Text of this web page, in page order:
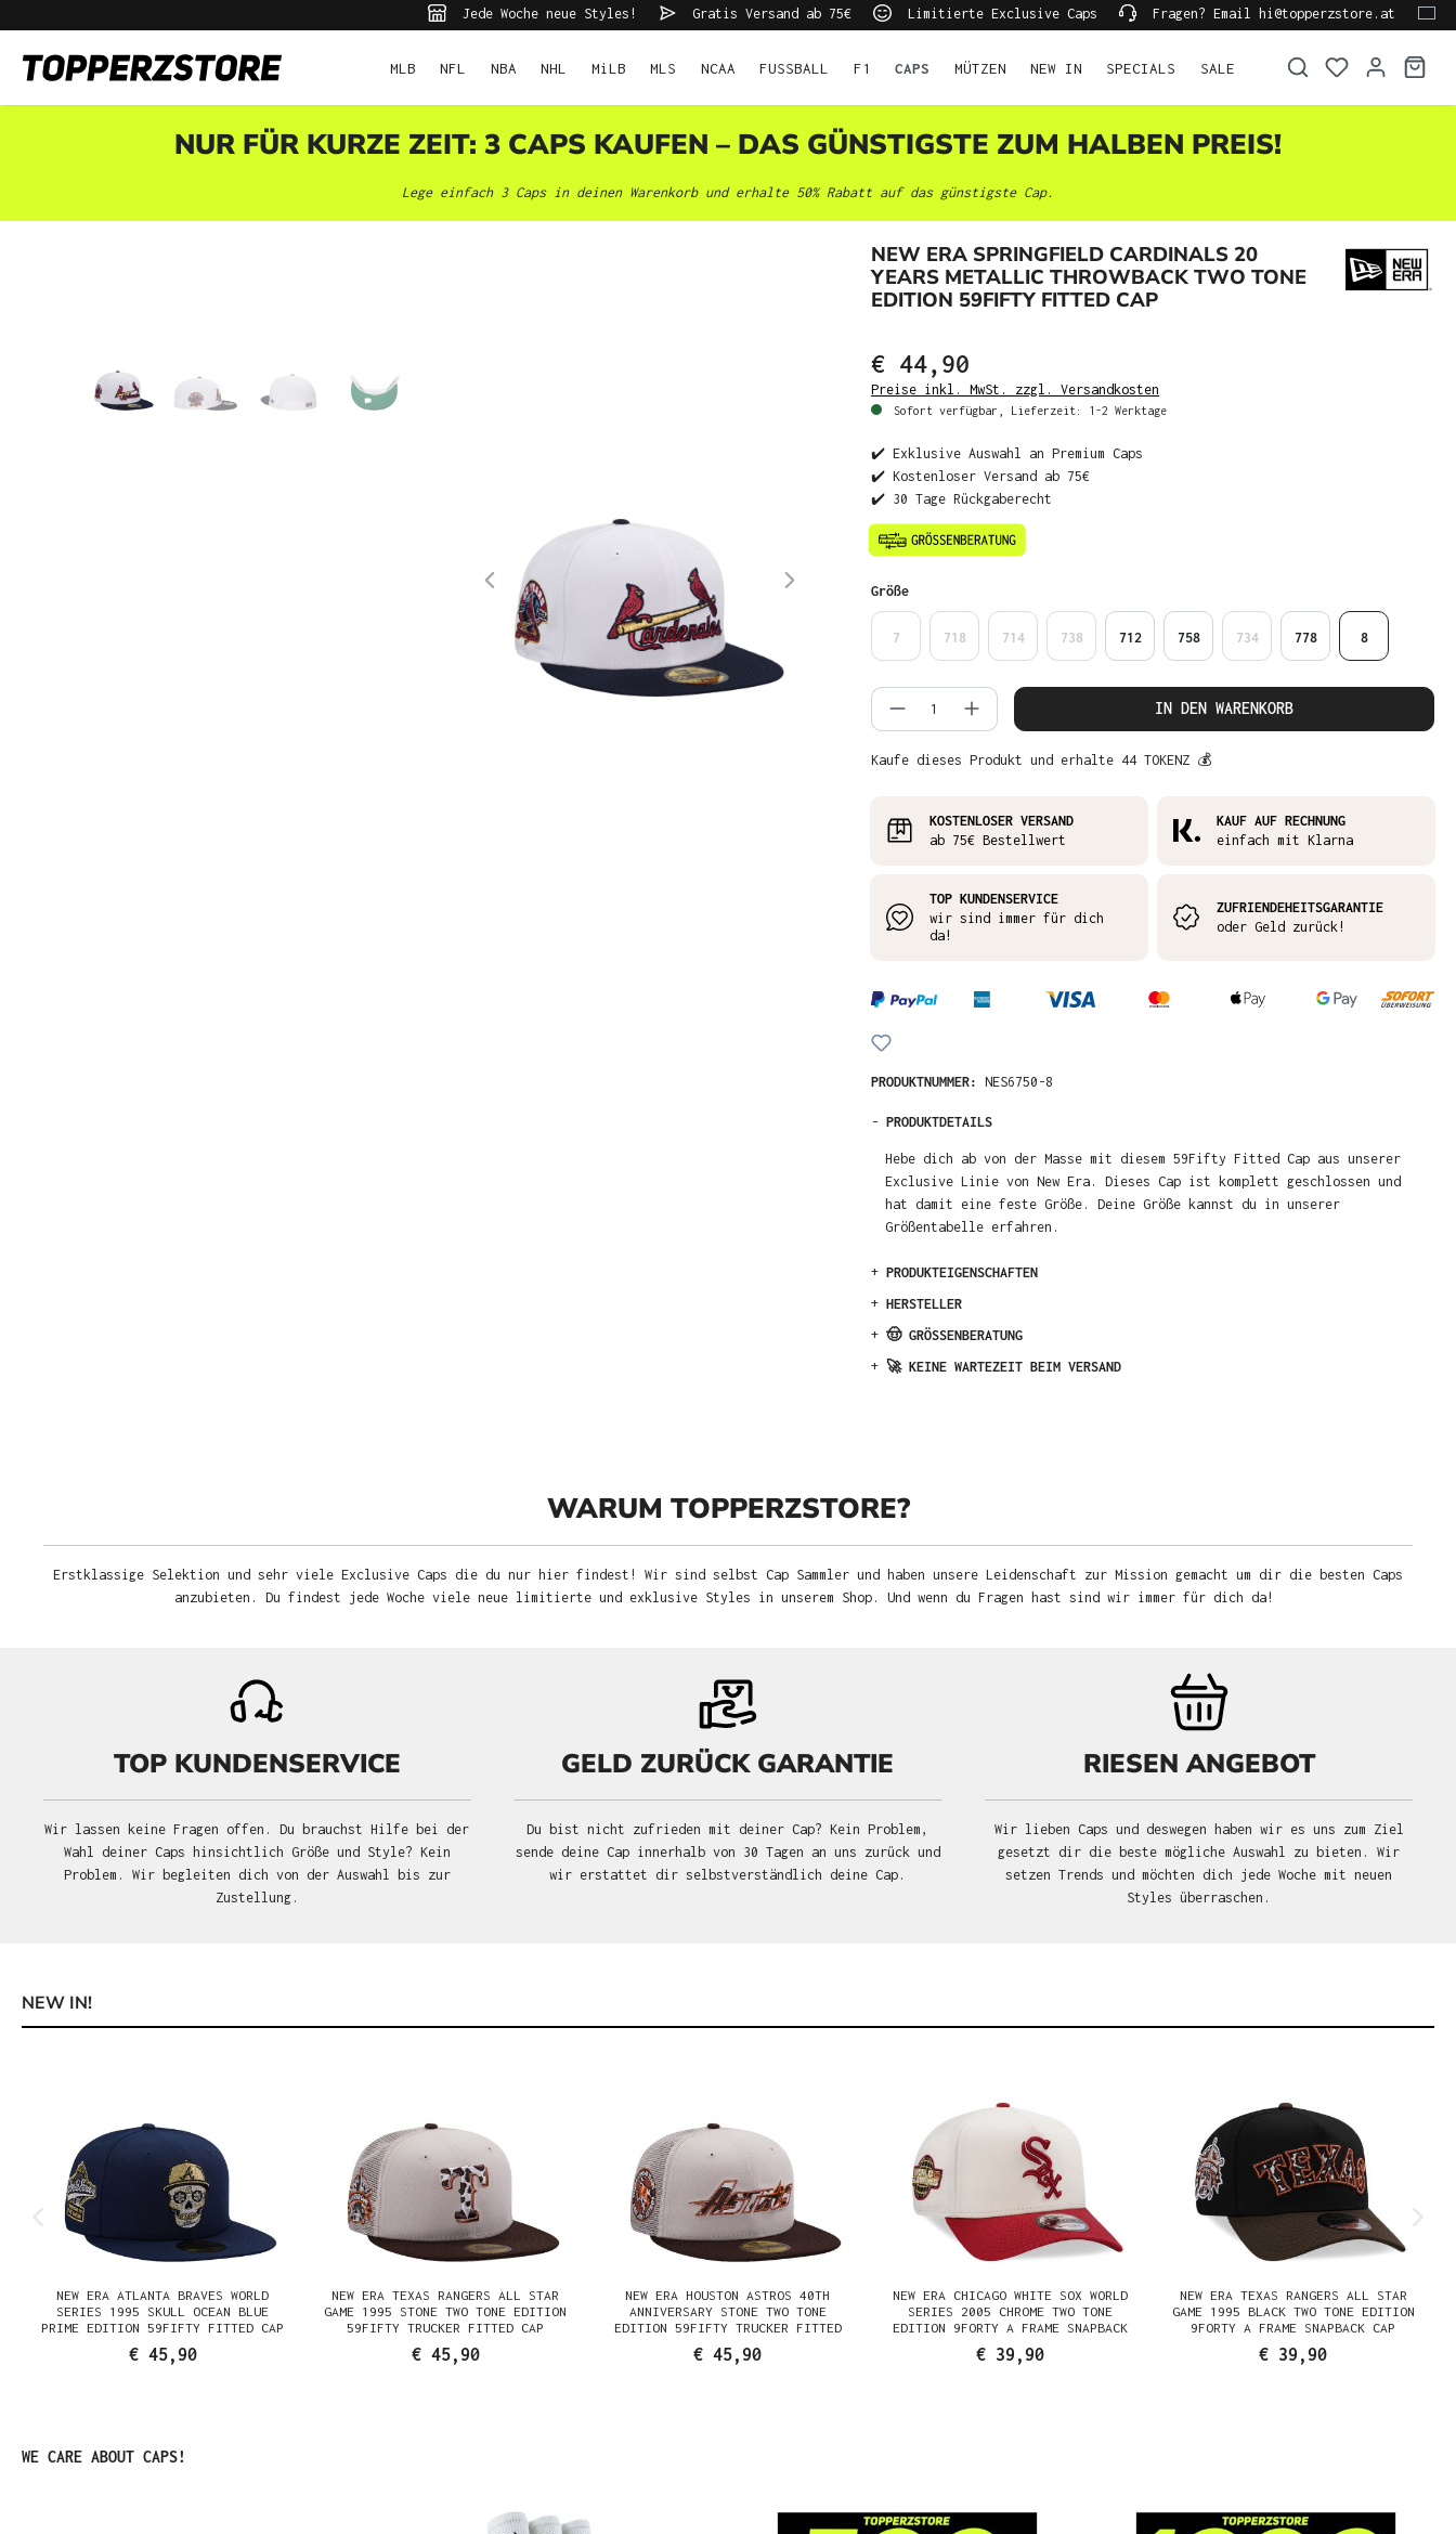
Jede Woche neue Styles! Gratis Versand ab 75€ Limitierte Exclusive Caps Fragen? Email hi@topperzstore.at
MLB NFL NBA NHL MiLB MLS NCAA FUSSBALL F1 CAPS MÜTZEN NEW IN SPECIALS SALE
NUR FÜR KURZE ZEIT: 3 CAPS KAUFEN – DAS GÜNSTIGSTE ZUM HALBEN PREIS!
Lege einfach 3 Caps in deinen Warenkorb und erhalte 50% Rabatt auf das günstigste Cap.
NEW ERA SPRINGFIELD CARDINALS 20
YEARS METALLIC THROWBACK TWO TONE
EDITION 59FIFTY FITTED CAP
€ 44,90
Preise inkl. MwSt. zzgl. Versandkosten
Sofort verfügbar, Lieferzeit: 1-2 Werktage
✔️ Exklusive Auswahl an Premium Caps
✔️ Kostenloser Versand ab 75€
✔️ 30 Tage Rückgaberecht
Größeauswählen
7 718 714 738 712 758 734 778 8
Produkt Anzahl: Gib den gewünschten Wert
IN DEN WARENKORB
Kaufe dieses Produkt und erhalte 44 TOKENZ 💰
KOSTENLOSER VERSAND
ab 75€ Bestellwert
KAUF AUF RECHNUNG
einfach mit Klarna
TOP KUNDENSERVICE
wir sind immer für dich
da!
ZUFRIENDEHEITSGARANTIE
oder Geld zurück!
PRODUKTNUMMER: NES6750-8
- PRODUKTDETAILS
Hebe dich ab von der Masse mit diesem 59Fifty Fitted Cap aus unserer
Exclusive Linie von New Era. Dieses Cap ist komplett geschlossen und
hat damit eine feste Größe. Deine Größe kannst du in unserer
Größentabelle erfahren.
+ PRODUKTEIGENSCHAFTEN
+ HERSTELLER
+ 🤠 GRÖSSENBERATUNG
+ 🚀 KEINE WARTEZEIT BEIM VERSAND
WARUM TOPPERZSTORE?
Erstklassige Selektion und sehr viele Exclusive Caps die du nur hier findest! Wir sind selbst Cap Sammler und haben unsere Leidenschaft zur Mission gemacht um dir die besten Caps
anzubieten. Du findest jede Woche viele neue limitierte und exklusive Styles in unserem Shop. Und wenn du Fragen hast sind wir immer für dich da!
TOP KUNDENSERVICE
Wir lassen keine Fragen offen. Du brauchst Hilfe bei der
Wahl deiner Caps hinsichtlich Größe und Style? Kein
Problem. Wir begleiten dich von der Auswahl bis zur
Zustellung.
GELD ZURÜCK GARANTIE
Du bist nicht zufrieden mit deiner Cap? Kein Problem,
sende deine Cap innerhalb von 30 Tagen an uns zurück und
wir erstattet dir selbstverständlich deine Cap.
RIESEN ANGEBOT
Wir lieben Caps und deswegen haben wir es uns zum Ziel
gesetzt dir die beste mögliche Auswahl zu bieten. Wir
setzen Trends und möchten dich jede Woche mit neuen
Styles überraschen.
NEW IN!
NEW ERA ATLANTA BRAVES WORLD
SERIES 1995 SKULL OCEAN BLUE
PRIME EDITION 59FIFTY FITTED CAP
€ 45,90
NEW ERA TEXAS RANGERS ALL STAR
GAME 1995 STONE TWO TONE EDITION
59FIFTY TRUCKER FITTED CAP
€ 45,90
NEW ERA HOUSTON ASTROS 40TH
ANNIVERSARY STONE TWO TONE
EDITION 59FIFTY TRUCKER FITTED
CAP
€ 45,90
NEW ERA CHICAGO WHITE SOX WORLD
SERIES 2005 CHROME TWO TONE
EDITION 9FORTY A FRAME SNAPBACK
CAP
€ 39,90
NEW ERA TEXAS RANGERS ALL STAR
GAME 1995 BLACK TWO TONE EDITION
9FORTY A FRAME SNAPBACK CAP
€ 39,90
Produktgalerie überspringen
WE CARE ABOUT CAPS!